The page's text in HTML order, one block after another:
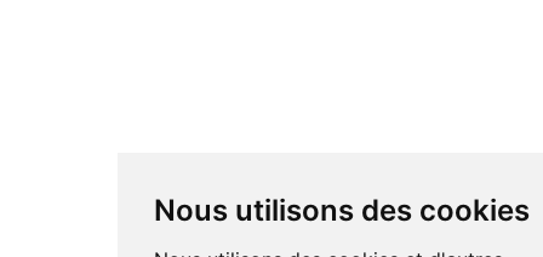
Nous utilisons des cookies